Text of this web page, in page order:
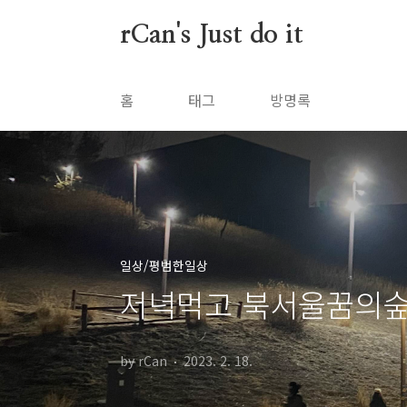
rCan's Just do it
홈 태그 방명록
일상/평범한일상
저녁먹고 북서울꿈의
by rCan 2023. 2. 18.